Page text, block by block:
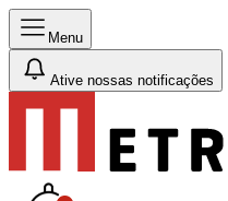
Menu
Ative nossas notificações